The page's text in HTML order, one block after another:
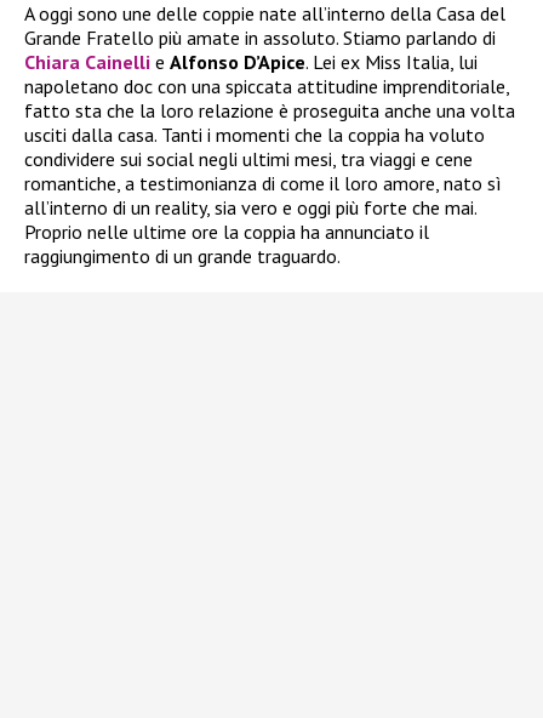
A oggi sono une delle coppie nate all’interno della Casa del
Grande Fratello più amate in assoluto. Stiamo parlando di
Chiara Cainelli e Alfonso D’Apice. Lei ex Miss Italia, lui
napoletano doc con una spiccata attitudine imprenditoriale,
fatto sta che la loro relazione è proseguita anche una volta
usciti dalla casa. Tanti i momenti che la coppia ha voluto
condividere sui social negli ultimi mesi, tra viaggi e cene
romantiche, a testimonianza di come il loro amore, nato sì
all’interno di un reality, sia vero e oggi più forte che mai.
Proprio nelle ultime ore la coppia ha annunciato il
raggiungimento di un grande traguardo.